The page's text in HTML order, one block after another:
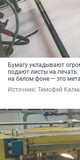
Бумагу укладывают
подают листы на печать.
на белом фоне — это
Источник: Тимофей